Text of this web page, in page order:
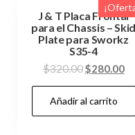
J & T Placa Frontal
para el Chassis – Skid
Plate para Sworkz
S35-4
$320.00El
precio
original
era:
$280.00El
es:
Añadir al carrito